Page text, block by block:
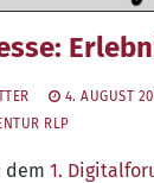
4. AUGUST
RLP
dem 1.